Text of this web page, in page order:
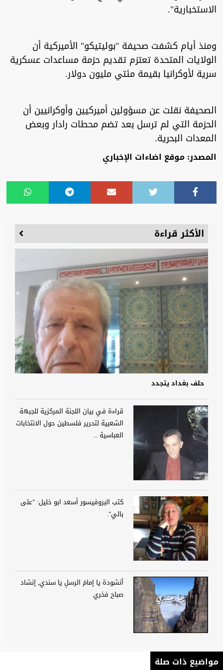
الاستخبارية".
ومنذ أيام كشفت صحيفة "بوليتيكو" الأميركية أن
الولايات المتحدة تعتزم تقديم حزمة مساعدات عسكرية
سرية لأوكرانيا بقيمة مئتي مليون دولار.
الصحيفة نقلت عن مسؤولين أميركيين وأوكرانيين أن
الحزمة التي لم ترسل بعد تضم محطات رادار وبعض
المعدات البحرية.
المصدر: موقع اضاءات الإخباري
الأكثر قراءة
حلف بغداد يتجدد
قراءة في بيان اللجنة المركزية للجبهة
الشعبية لتحرير فلسطين حول الانتخابات
العباسية ...
كتب البروفيسور أسعد ابو خليل: "على
بالي".
أنشودة يا إمامَ الرسلِ يا سندي, إنشاد
صباح فخري
مواضيع ذات صلة